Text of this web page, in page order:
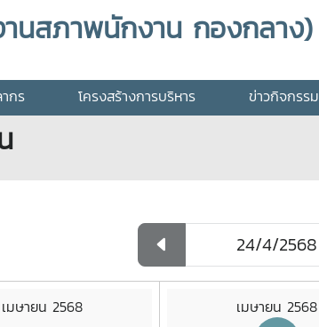
นสภาพนักงาน กองกลาง)
กร โครงสร้างการบริหาร ข่าวกิจกรรม
เมษายน 2568 เมษายน 2568